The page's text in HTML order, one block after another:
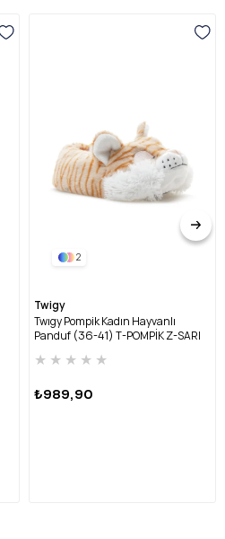
2
Twigy
Twıgy Pompik Kadın Hayvanlı
Panduf (36-41) T-POMPİK Z-SARI
★ ★ ★ ★ ★
₺989,90